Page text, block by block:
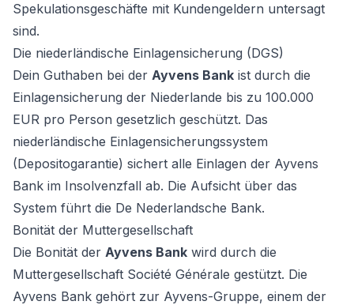
Spekulationsgeschäfte mit Kundengeldern untersagt
sind.
Die niederländische Einlagensicherung (DGS)
Dein Guthaben bei der Ayvens Bank ist durch die
Einlagensicherung der Niederlande bis zu 100.000
EUR pro Person gesetzlich geschützt. Das
niederländische Einlagensicherungssystem
(Depositogarantie) sichert alle Einlagen der Ayvens
Bank im Insolvenzfall ab. Die Aufsicht über das
System führt die De Nederlandsche Bank.
Bonität der Muttergesellschaft
Die Bonität der Ayvens Bank wird durch die
Muttergesellschaft Société Générale gestützt. Die
Ayvens Bank gehört zur Ayvens-Gruppe, einem der